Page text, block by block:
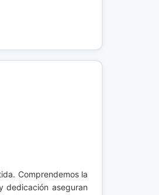
Comprendemos la
dedicación aseguran